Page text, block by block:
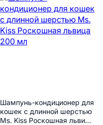
Шампунь-кондиционер для
кошек с длинной шерстью
Ms. Kiss Роскошная львица